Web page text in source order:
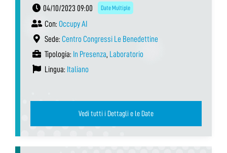
04/10/2023 09:00
Date Multiple
Con: Occupy AI
Sede: Centro Congressi Le Benedettine
Tipologia: In Presenza, Laboratorio
Lingua: Italiano
Vedi tutti i Dettagli e le Date